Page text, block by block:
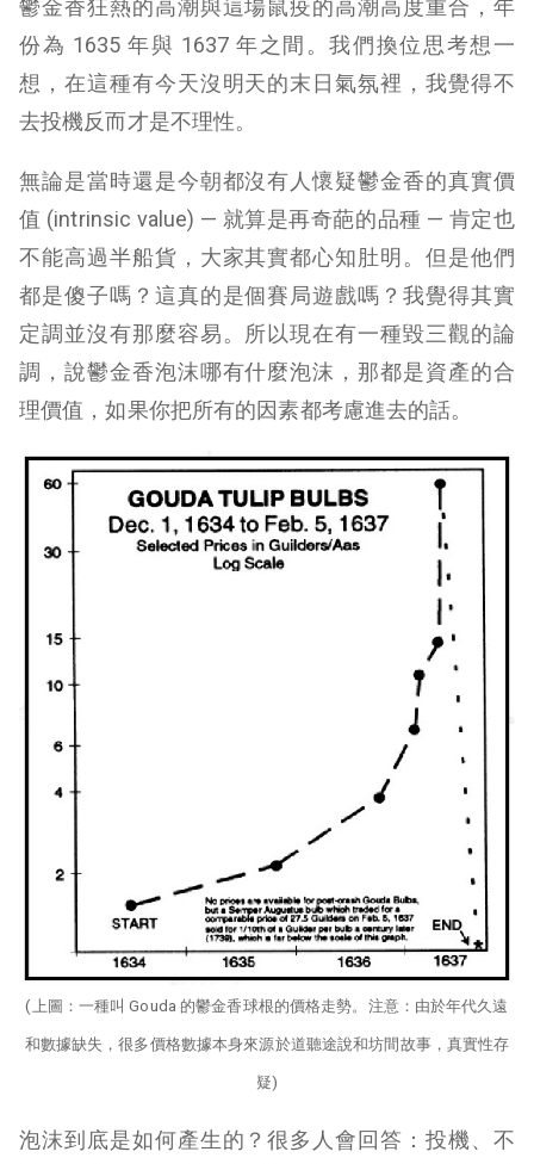
鬱金香狂熱的高潮與這場鼠疫的高潮高度重合，年
份為 1635 年與 1637 年之間。我們換位思考想一
想，在這種有今天沒明天的末日氣氛裡，我覺得不
去投機反而才是不理性。
無論是當時還是今朝都沒有人懷疑鬱金香的真實價
值 (intrinsic value) — 就算是再奇葩的品種 — 肯定也
不能高過半船貨，大家其實都心知肚明。但是他們
都是傻子嗎？這真的是個賽局遊戲嗎？我覺得其實
定調並沒有那麼容易。所以現在有一種毀三觀的論
調，說鬱金香泡沫哪有什麼泡沫，那都是資產的合
理價值，如果你把所有的因素都考慮進去的話。
(上圖：一種叫 Gouda 的鬱金香球根的價格走勢。注意：由於年代久遠
和數據缺失，很多價格數據本身來源於道聽途說和坊間故事，真實性存
疑)
泡沫到底是如何產生的？很多人會回答：投機、不